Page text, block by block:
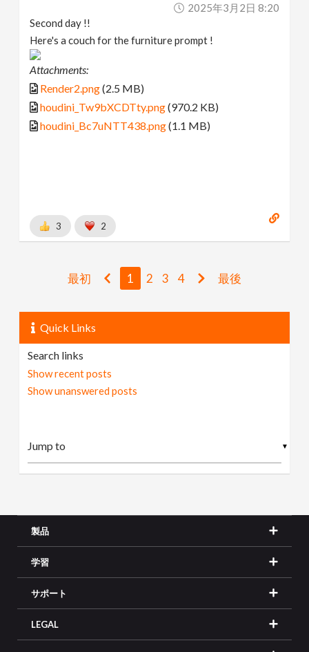
2025年3月2日 8:20
Second day !!
Here's a couch for the furniture prompt !
Attachments:
Render2.png(2.5 MB)
houdini_Tw9bXCDTty.png(970.2 KB)
houdini_Bc7uNTT438.png(1.1 MB)
3 2
最初 1 2 3 4 最後
Quick Links
Search links
Show recent posts
Show unanswered posts
▼
製品
学習
サポート
LEGAL